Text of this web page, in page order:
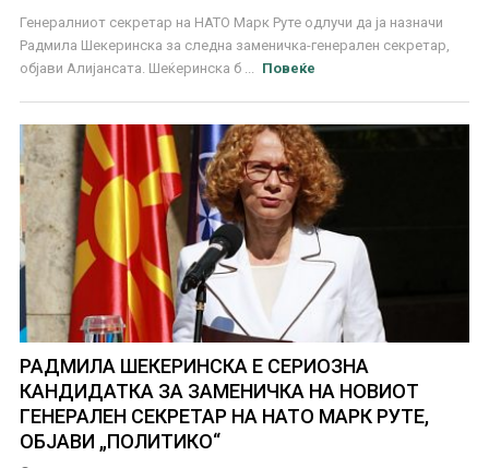
Генералниот секретар на НАТО Марк Руте одлучи да ја назначи
Радмила Шекеринска за следна заменичка-генерален секретар,
објави Алијансата. Шеќеринска б ...
Повеќе
РАДМИЛА ШЕКЕРИНСКА Е СЕРИОЗНА
КАНДИДАТКА ЗА ЗАМЕНИЧКА НА НОВИОТ
ГЕНЕРАЛЕН СЕКРЕТАР НА НАТО МАРК РУТЕ,
ОБЈАВИ „ПОЛИТИКО“